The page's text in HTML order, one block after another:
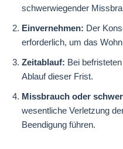
schwerwiegender
Einvernehmen: Der
erforderlich, um das
Zeitablauf: Bei
Ablauf dieser Frist.
Missbrauch oder
wesentliche Verletzung
Beendigung führen.